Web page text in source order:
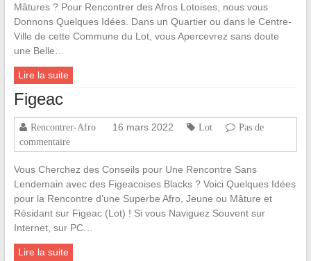
Mâtures ? Pour Rencontrer des Afros Lotoises, nous vous
Donnons Quelques Idées. Dans un Quartier ou dans le Centre-
Ville de cette Commune du Lot, vous Apercevrez sans doute
une Belle…
Lire la suite
Figeac
Rencontrer-Afro 16 mars 2022 Lot
Pas de
commentaire
Vous Cherchez des Conseils pour Une Rencontre Sans
Lendemain avec des Figeacoises Blacks ? Voici Quelques Idées
pour la Rencontre d’une Superbe Afro, Jeune ou Mâture et
Résidant sur Figeac (Lot) ! Si vous Naviguez Souvent sur
Internet, sur PC…
Lire la suite